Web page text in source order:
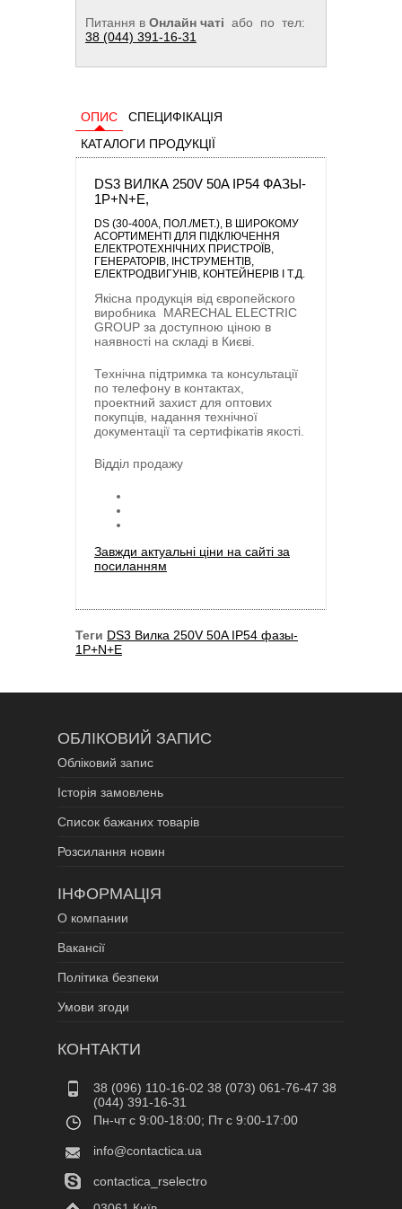
Питання в Онлайн чаті або по тел:
38 (044) 391-16-31
ОПИС
СПЕЦИФІКАЦІЯ
КАТАЛОГИ ПРОДУКЦІЇ
DS3 ВИЛКА 250V 50A IP54 ФАЗЫ-
1P+N+E,
DS (30-400A, ПОЛ./МЕТ.), В ШИРОКОМУ
АСОРТИМЕНТІ ДЛЯ ПІДКЛЮЧЕННЯ
ЕЛЕКТРОТЕХНІЧНИХ ПРИСТРОЇВ,
ГЕНЕРАТОРІВ, ІНСТРУМЕНТІВ,
ЕЛЕКТРОДВИГУНІВ, КОНТЕЙНЕРІВ І Т.Д.
Якісна продукція від європейского
виробника MARECHAL ELECTRIC
GROUP за доступною ціною в
наявності на складі в Києві.
Технічна підтримка та консультації
по телефону в контактах,
проектний захист для оптових
покупців, надання технічної
документації та сертифікатів якості.
Відділ продажу
Завжди актуальні ціни на сайті за
посиланням
Теги DS3 Вилка 250V 50A IP54 фазы-
1P+N+E
ОБЛІКОВИЙ ЗАПИС
Обліковий запис
Історія замовлень
Список бажаних товарів
Розсилання новин
ІНФОРМАЦІЯ
О компании
Вакансії
Політика безпеки
Умови згоди
КОНТАКТИ
38 (096) 110-16-02 38 (073) 061-76-47 38
(044) 391-16-31
Пн-чт c 9:00-18:00; Пт c 9:00-17:00
info@contactica.ua
contactica_rselectro